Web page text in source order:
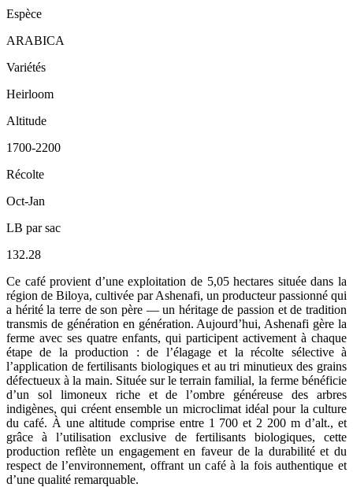
Espèce
ARABICA
Variétés
Heirloom
Altitude
1700-2200
Récolte
Oct-Jan
LB par sac
132.28
Ce café provient d’une exploitation de 5,05 hectares située dans la
région de Biloya, cultivée par Ashenafi, un producteur passionné qui
a hérité la terre de son père — un héritage de passion et de tradition
transmis de génération en génération. Aujourd’hui, Ashenafi gère la
ferme avec ses quatre enfants, qui participent activement à chaque
étape de la production : de l’élagage et la récolte sélective à
l’application de fertilisants biologiques et au tri minutieux des grains
défectueux à la main. Située sur le terrain familial, la ferme bénéficie
d’un sol limoneux riche et de l’ombre généreuse des arbres
indigènes, qui créent ensemble un microclimat idéal pour la culture
du café. À une altitude comprise entre 1 700 et 2 200 m d’alt., et
grâce à l’utilisation exclusive de fertilisants biologiques, cette
production reflète un engagement en faveur de la durabilité et du
respect de l’environnement, offrant un café à la fois authentique et
d’une qualité remarquable.